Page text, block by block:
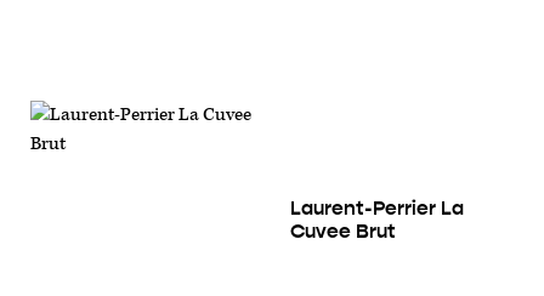
Laurent-Perrier La
Cuvee Brut